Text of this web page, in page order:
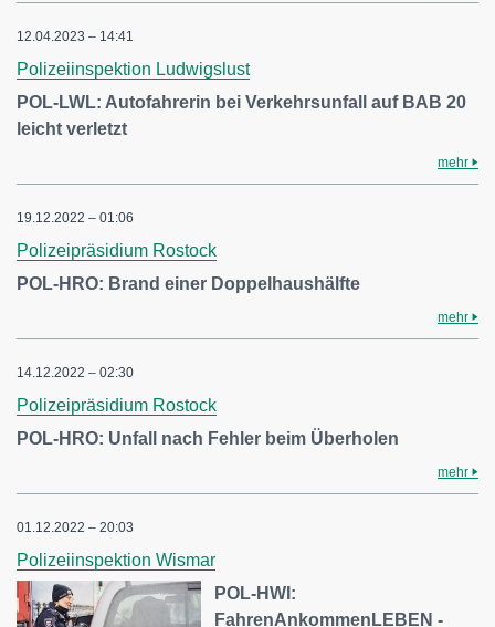
12.04.2023 – 14:41
Polizeiinspektion Ludwigslust
POL-LWL: Autofahrerin bei Verkehrsunfall auf BAB 20
leicht verletzt
mehr
19.12.2022 – 01:06
Polizeipräsidium Rostock
POL-HRO: Brand einer Doppelhaushälfte
mehr
14.12.2022 – 02:30
Polizeipräsidium Rostock
POL-HRO: Unfall nach Fehler beim Überholen
mehr
01.12.2022 – 20:03
Polizeiinspektion Wismar
POL-HWI:
FahrenAnkommenLEBEN -